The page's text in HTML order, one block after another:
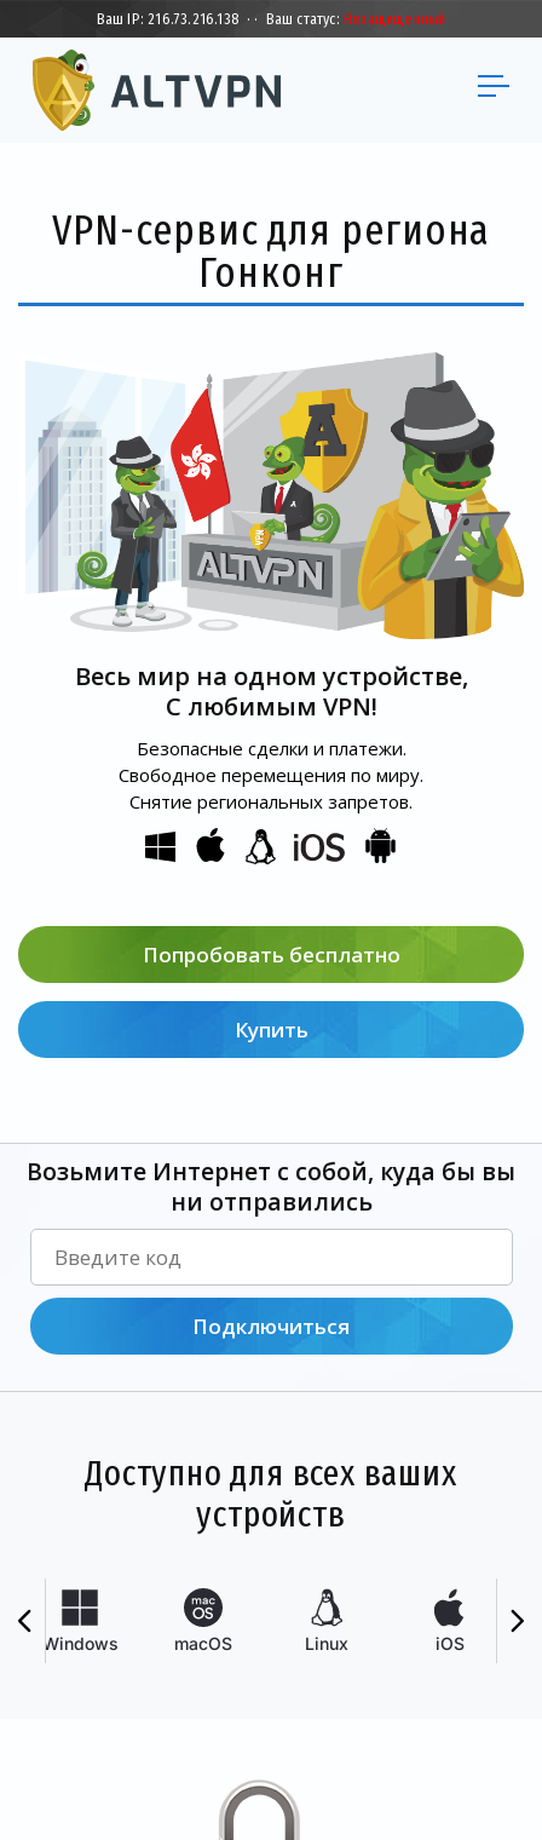
Ваш IP:216.73.216.138 · · Ваш статус:Незащищенный
VPN-сервис для региона
Гонконг
Весь мир на одном устройстве,
С любимым VPN!
Безопасные сделки и платежи.
Свободное перемещения по миру.
Снятие региональных запретов.
Попробовать бесплатно
Купить
Возьмите Интернет с собой, куда бы вы
ни отправились
Подключиться
Доступно для всех ваших
устройств
Windows macOS Linux iOS